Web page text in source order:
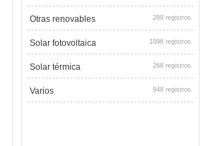
Otras renovables 289 registros
Solar fotovoltaica 1096 registros
Solar térmica 268 registros
Varios 948 registros